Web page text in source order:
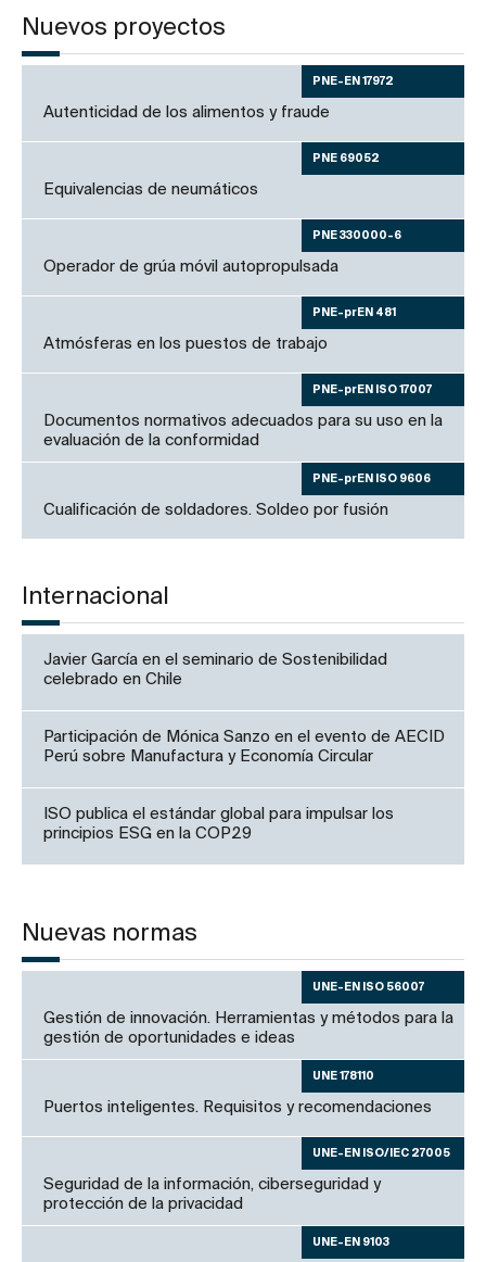
Nuevos proyectos
PNE-EN 17972
Autenticidad de los alimentos y fraude
PNE 69052
Equivalencias de neumáticos
PNE 330000-6
Operador de grúa móvil autopropulsada
PNE-prEN 481
Atmósferas en los puestos de trabajo
PNE-prEN ISO 17007
Documentos normativos adecuados para su uso en la
evaluación de la conformidad
PNE-prEN ISO 9606
Cualificación de soldadores. Soldeo por fusión
Internacional
Javier García en el seminario de Sostenibilidad
celebrado en Chile
Participación de Mónica Sanzo en el evento de AECID
Perú sobre Manufactura y Economía Circular
ISO publica el estándar global para impulsar los
principios ESG en la COP29
Nuevas normas
UNE-EN ISO 56007
Gestión de innovación. Herramientas y métodos para la
gestión de oportunidades e ideas
UNE 178110
Puertos inteligentes. Requisitos y recomendaciones
UNE-EN ISO/IEC 27005
Seguridad de la información, ciberseguridad y
protección de la privacidad
UNE-EN 9103